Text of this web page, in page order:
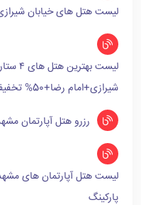
لیست هتل های خیابان شیرازی
لیست
شیرازی+امام رضا+50% تخفیف
رزرو هتل آپارتمان
لیست هتل آپارتمان های
پارکینگ